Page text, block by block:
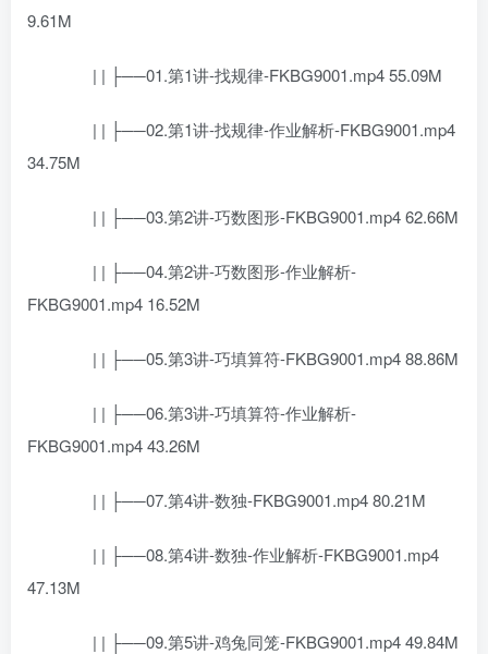
9.61M
| | ├──01.第1讲-找规律-FKBG9001.mp4 55.09M
| | ├──02.第1讲-找规律-作业解析-FKBG9001.mp4
34.75M
| | ├──03.第2讲-巧数图形-FKBG9001.mp4 62.66M
| | ├──04.第2讲-巧数图形-作业解析-
FKBG9001.mp4 16.52M
| | ├──05.第3讲-巧填算符-FKBG9001.mp4 88.86M
| | ├──06.第3讲-巧填算符-作业解析-
FKBG9001.mp4 43.26M
| | ├──07.第4讲-数独-FKBG9001.mp4 80.21M
| | ├──08.第4讲-数独-作业解析-FKBG9001.mp4
47.13M
| | ├──09.第5讲-鸡兔同笼-FKBG9001.mp4 49.84M